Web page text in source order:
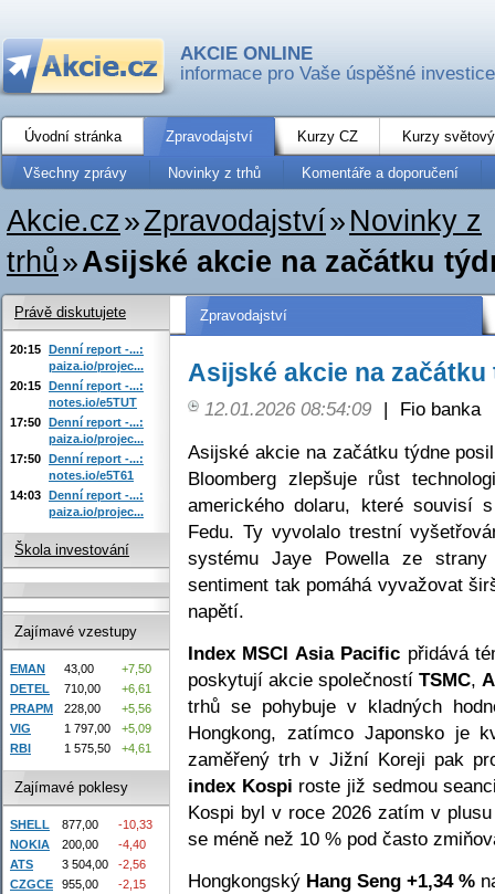
AKCIE ONLINE
informace pro Vaše úspěšné investice
Úvodní stránka Zpravodajství Kurzy CZ Kurzy
Všechny zprávy Novinky z trhů Komentáře a doporučení
Akcie.cz»Zpravodajství» Novinky z
trhů»Asijské akcie na začátku
Zpravodajství
Asijské akcie na
12.01.2026 08:54:09 |
Fio banka
Asijské akcie na začátku týdne
Bloomberg zlepšuje růst
amerického dolaru, které souvisí
Fedu. Ty vyvolalo trestní
systému Jaye Powella ze strany
sentiment tak pomáhá vyvažovat
napětí.
Index MSCI Asia Pacific přidává
poskytují akcie společnostíTSMC,
trhů se pohybuje v kladných
Hongkong, zatímco Japonsko je
zaměřený trh v Jižní Koreji pak
index Kospi roste již sedmou
Kospi byl v roce 2026 zatím v
se méně než 10 % pod často
Hongkongský Hang Seng +1,34 %
Právě diskutujete
20:15 Denní report -...:
paiza.io/projec...
20:15 Denní report -...:
notes.io/e5TUT
17:50 Denní report -...:
paiza.io/projec...
17:50 Denní report -...:
notes.io/e5T61
14:03 Denní report -...:
paiza.io/projec...
Škola investování
Zajímavé vzestupy
EMAN 43,00
+7,50
DETEL
710,00
+6,61
PRAPM
228,00
+5,56
VIG
1 797,00
+5,09
RBI
1 575,50 +4,61
Zajímavé poklesy
SHELL 877,00
-10,33
NOKIA
200,00
-4,40
ATS
3 504,00
-2,56
CZGCE
955,00
-2,15